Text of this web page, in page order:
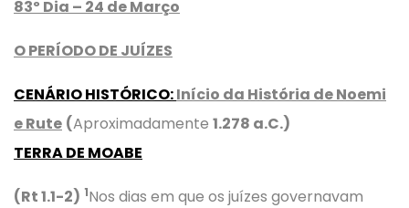
83º Dia – 24 de Março
O PERÍODO DE JUÍZES
CENÁRIO HISTÓRICO:Início da História de Noemi
e Rute (Aproximadamente 1.278 a.C.)
TERRA DE MOABE
(Rt 1.1-2) 1Nos dias em que os juízes governavam